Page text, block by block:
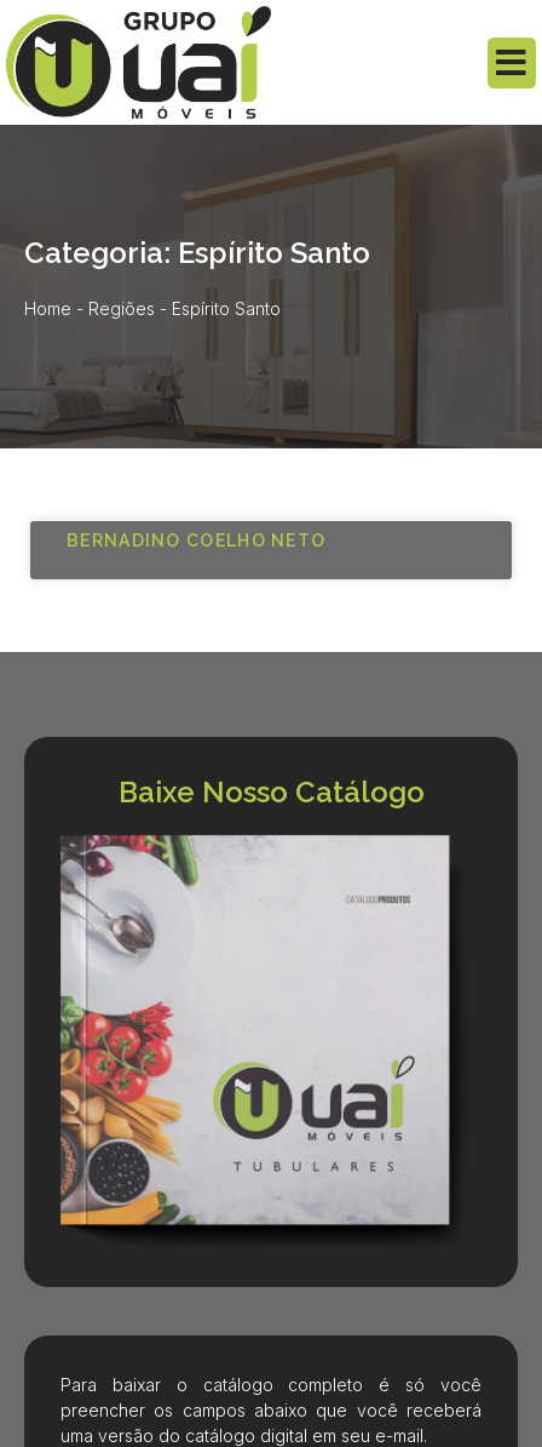
Categoria: Espírito Santo
Home - Regiões - Espírito Santo
BERNADINO COELHO NETO
Baixe Nosso Catálogo
Para baixar o catálogo completo é só você
preencher os campos abaixo que você receberá
uma versão do catálogo digital em seu e-mail.